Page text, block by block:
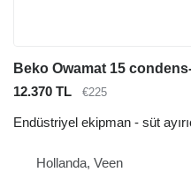
Beko Owamat 15
12.370 TL
€225
Endüstriyel ekipman - süt
Hollanda, Veen